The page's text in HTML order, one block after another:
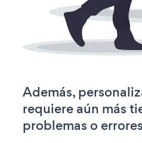
Además,
requiere aún más
problemas o